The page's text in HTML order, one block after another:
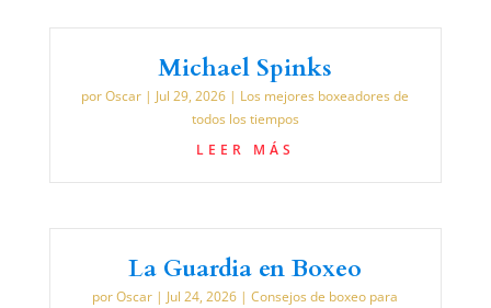
Michael Spinks
porOscar | Jul 29, 2026 | Los mejores boxeadores de
todos los tiempos
LEER MÁS
La Guardia en Boxeo
porOscar | Jul 24, 2026 |Consejos de boxeo para